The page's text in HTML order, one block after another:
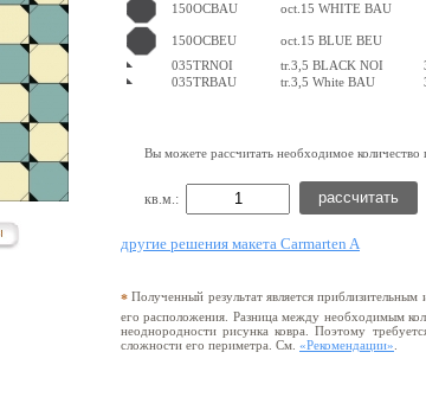
150OCBAU oct.15 WHITE BAU
150OCBEU oct.15 BLUE BEU
035TRNOI
tr.3,5 BLACK NOI
035TRBAU
tr.3,5 White BAU
Вы можете рассчитать необходимое количество
кв.м.:
другие решения макета Carmarten A
* Полученный результат является приблизительным
его расположения. Разница между необходимым
неоднородности рисунка ковра. Поэтому
сложности его периметра. См. «Рекомендации»